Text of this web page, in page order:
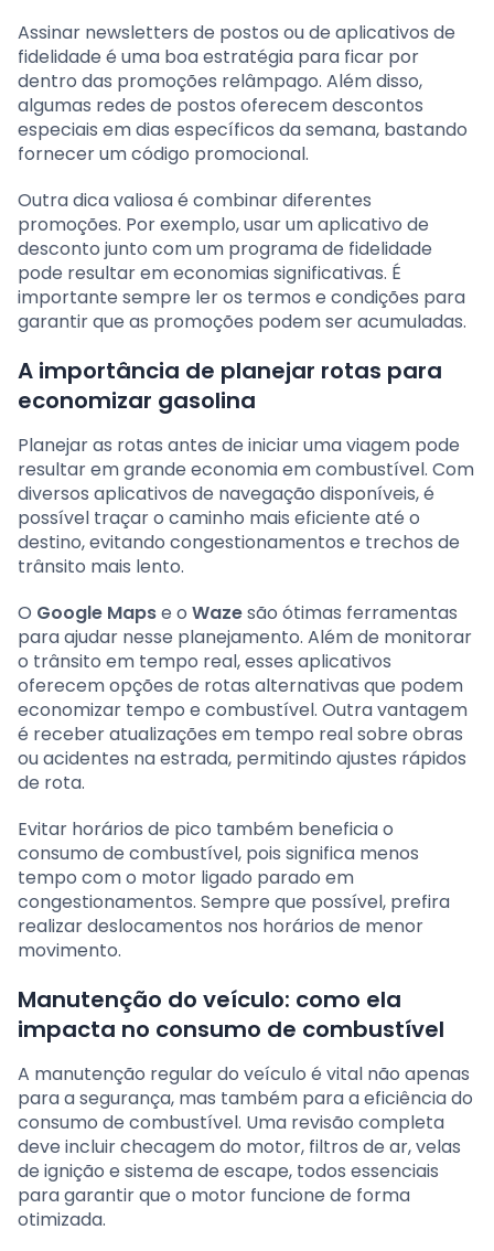
Assinar newsletters de postos ou de aplicativos de
fidelidade é uma boa estratégia para ficar por
dentro das promoções relâmpago. Além disso,
algumas redes de postos oferecem descontos
especiais em dias específicos da semana, bastando
fornecer um código promocional.
Outra dica valiosa é combinar diferentes
promoções. Por exemplo, usar um aplicativo de
desconto junto com um programa de fidelidade
pode resultar em economias significativas. É
importante sempre ler os termos e condições para
garantir que as promoções podem ser acumuladas.
A importância de planejar rotas para
economizar gasolina
Planejar as rotas antes de iniciar uma viagem pode
resultar em grande economia em combustível. Com
diversos aplicativos de navegação disponíveis, é
possível traçar o caminho mais eficiente até o
destino, evitando congestionamentos e trechos de
trânsito mais lento.
O Google Mapse o Wazesão ótimas ferramentas
para ajudar nesse planejamento. Além de monitorar
o trânsito em tempo real, esses aplicativos
oferecem opções de rotas alternativas que podem
economizar tempo e combustível. Outra vantagem
é receber atualizações em tempo real sobre obras
ou acidentes na estrada, permitindo ajustes rápidos
de rota.
Evitar horários de pico também beneficia o
consumo de combustível, pois significa menos
tempo com o motor ligado parado em
congestionamentos. Sempre que possível, prefira
realizar deslocamentos nos horários de menor
movimento.
Manutenção do veículo: como ela
impacta no consumo de combustível
A manutenção regular do veículo é vital não apenas
para a segurança, mas também para a eficiência do
consumo de combustível. Uma revisão completa
deve incluir checagem do motor, filtros de ar, velas
de ignição e sistema de escape, todos essenciais
para garantir que o motor funcione de forma
otimizada.